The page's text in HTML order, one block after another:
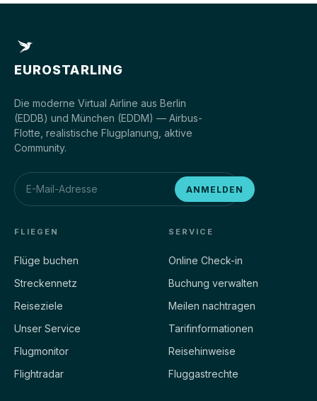
EUROSTARLING
Die moderne Virtual Airline aus Berlin
(EDDB) und München (EDDM) — Airbus-
Flotte, realistische Flugplanung, aktive
Community.
ANMELDEN
FLIEGEN
Flüge buchen
Streckennetz
Reiseziele
Unser Service
Flugmonitor
Flightradar
SERVICE
Online Check-in
Buchung verwalten
Meilen nachtragen
Tarifinformationen
Reisehinweise
Fluggastrechte